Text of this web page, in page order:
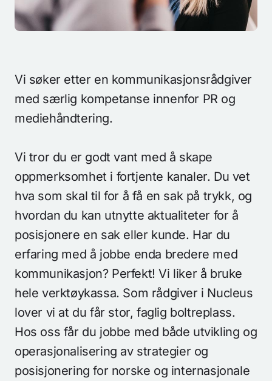
Vi søker etter en kommunikasjonsrådgiver
med særlig kompetanse innenfor PR og
mediehåndtering.
Vi tror du er godt vant med å skape
oppmerksomhet i fortjente kanaler. Du vet
hva som skal til for å få en sak på trykk, og
hvordan du kan utnytte aktualiteter for å
posisjonere en sak eller kunde. Har du
erfaring med å jobbe enda bredere med
kommunikasjon? Perfekt! Vi liker å bruke
hele verktøykassa. Som rådgiver i Nucleus
lover vi at du får stor, faglig boltreplass.
Hos oss får du jobbe med både utvikling og
operasjonalisering av strategier og
posisjonering for norske og internasjonale
Tjenester
Arbeider
Om oss
Aktuelt
Adresse
Nucleus AS
Apotekergata 12
0180 Oslo
+47 233 66 120